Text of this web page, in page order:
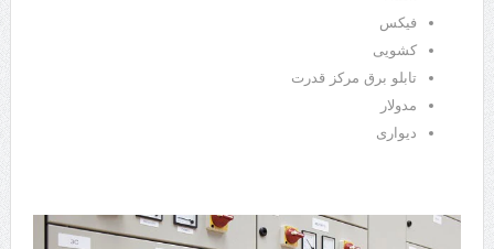
فیکس
کشویی
تابلو برق مرکز قدرت
مدولار
دیواری